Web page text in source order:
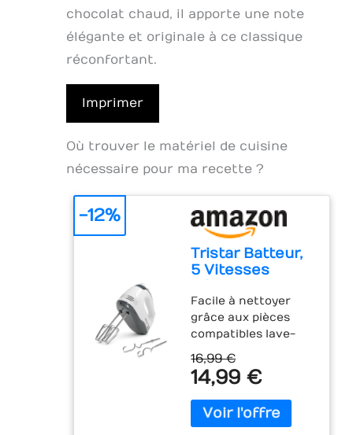
chocolat chaud, il apporte une note
élégante et originale à ce classique
réconfortant.
Imprimer
Où trouver le matériel de cuisine
nécessaire pour ma recette ?
Tristar Batteur,
5 Vitesses
200W, Design
Ergonomique,
Fouets et
Crochets Inox,
Pièces
Compatibles
Lave-Vaisselle,
Sans BPA,
Facile à nettoyer
grâce aux pièces
compatibles lave-
vaisselle : Les
accessoires en acier
inoxydable, comme
les crochets et
fouets, sont
16,99 €
14,99 €
-12%